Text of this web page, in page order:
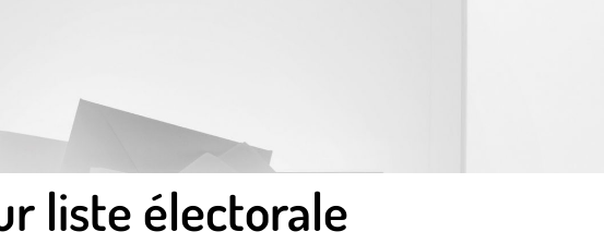
liste électorale